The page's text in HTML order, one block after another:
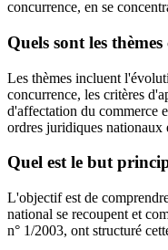
concurrence, en se
Quels sont les
Les thèmes incluent
concurrence, les critères
d'affectation du commerce
ordres juridiques nationaux
Quel est le but
L'objectif est de
national se recoupent et
n° 1/2003, ont structuré